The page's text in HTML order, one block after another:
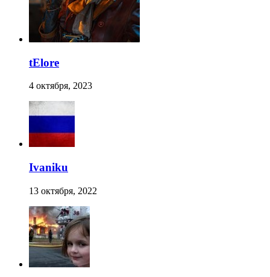
tElore
4 октября, 2023
Ivaniku
13 октября, 2022